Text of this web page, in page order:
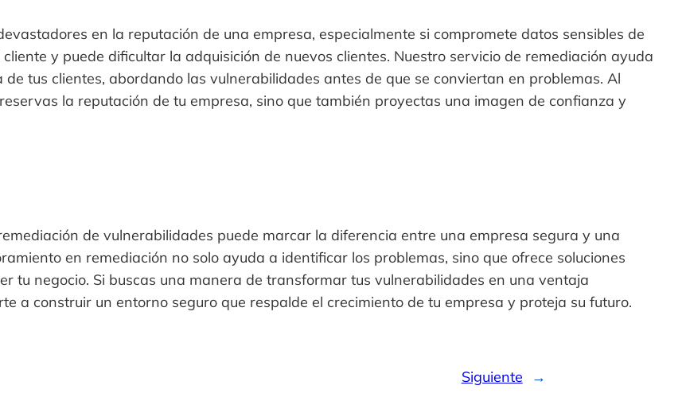
en la reputación de una empresa, especialmente si compromete datos sensibles de
y puede dificultar la adquisición de nuevos clientes. Nuestro servicio de remediación ayuda
tus clientes, abordando las vulnerabilidades antes de que se conviertan en problemas. Al
la reputación de tu empresa, sino que también proyectas una imagen de confianza y
de vulnerabilidades puede marcar la diferencia entre una empresa segura y una
en remediación no solo ayuda a identificar los problemas, sino que ofrece soluciones
tu negocio. Si buscas una manera de transformar tus vulnerabilidades en una ventaja
a construir un entorno seguro que respalde el crecimiento de tu empresa y proteja su futuro.
Siguiente →